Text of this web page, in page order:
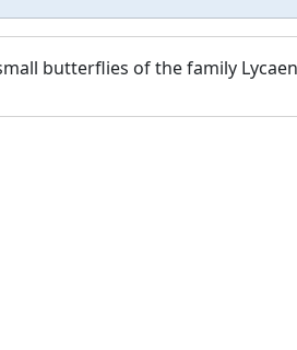
butterflies of the family